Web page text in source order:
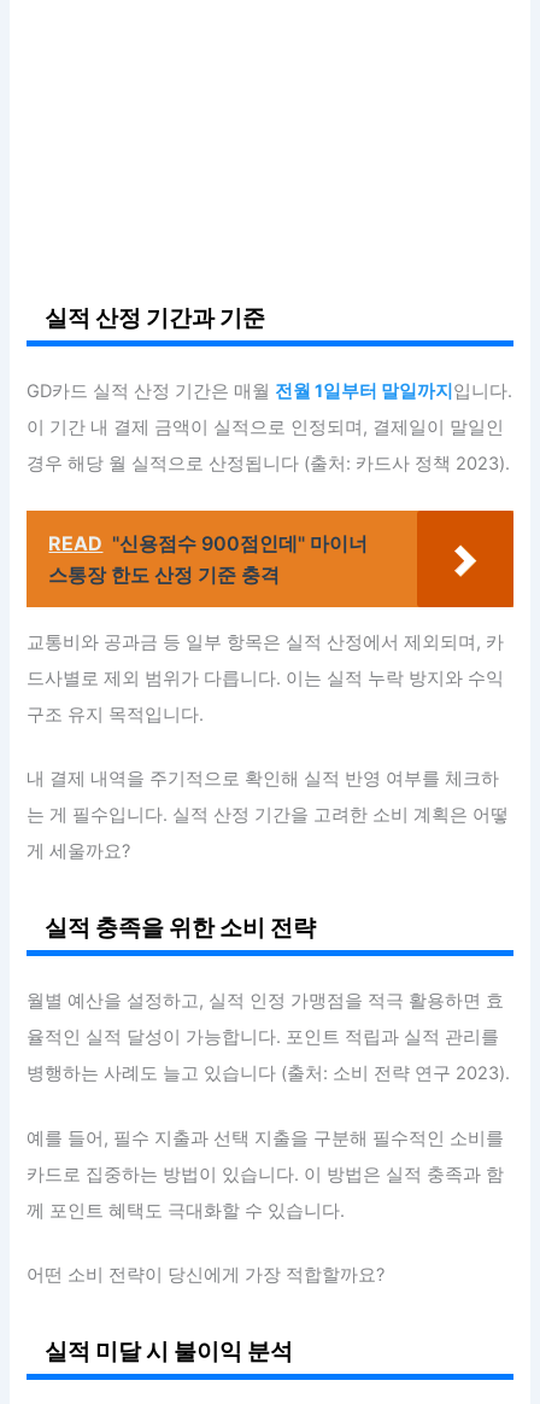
실적 산정 기간과 기준
GD카드 실적 산정 기간은 매월 전월 1일부터 말일까지입니다.
이 기간 내 결제 금액이 실적으로 인정되며, 결제일이 말일인
경우 해당 월 실적으로 산정됩니다 (출처: 카드사 정책 2023).
READ "신용점수 900점인데" 마이너
스통장 한도 산정 기준 충격
교통비와 공과금 등 일부 항목은 실적 산정에서 제외되며, 카
드사별로 제외 범위가 다릅니다. 이는 실적 누락 방지와 수익
구조 유지 목적입니다.
내 결제 내역을 주기적으로 확인해 실적 반영 여부를 체크하
는 게 필수입니다. 실적 산정 기간을 고려한 소비 계획은 어떻
게 세울까요?
실적 충족을 위한 소비 전략
월별 예산을 설정하고, 실적 인정 가맹점을 적극 활용하면 효
율적인 실적 달성이 가능합니다. 포인트 적립과 실적 관리를
병행하는 사례도 늘고 있습니다 (출처: 소비 전략 연구 2023).
예를 들어, 필수 지출과 선택 지출을 구분해 필수적인 소비를
카드로 집중하는 방법이 있습니다. 이 방법은 실적 충족과 함
께 포인트 혜택도 극대화할 수 있습니다.
어떤 소비 전략이 당신에게 가장 적합할까요?
실적 미달 시 불이익 분석